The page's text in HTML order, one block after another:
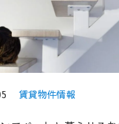
賃貸物件情報